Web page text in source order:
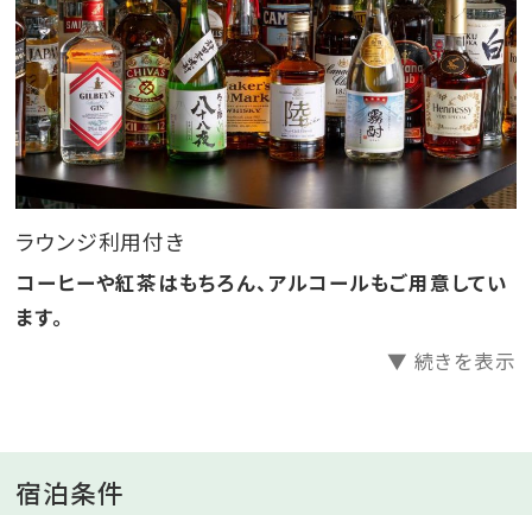
夜空の星々を眺めながら、日中は青空を眺めながら、温
泉を愉しめます。
■アクセス
東海道本線 JR舞阪駅よりお車にて約7分。
東名高速道路浜松西ICより13km、所要約20分。
――――――――――――――――――――――
「グランドメルキュール浜名湖リゾート＆スパ」のおすす
ラウンジ利用付き
コーヒーや紅茶はもちろん、アルコールもご用意してい
ます。
▼ 続きを表示
宿泊条件